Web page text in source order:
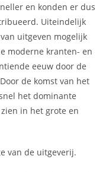
en konden er dus
Uiteindelijk
uitgeven mogelijk
moderne kranten- en
eeuw door de
de komst van het
het dominante
in het grote en
van de uitgeverij.